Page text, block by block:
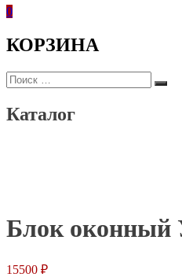
0
КОРЗИНА
ИСКАТЬ:
Поиск
Каталог
Блок
15500 ₽